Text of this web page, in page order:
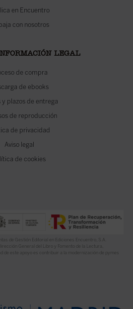
en Encuentro
con nosotros
LEGAL
de compra
de ebooks
y plazos de entrega
de reproducción
de privacidad
Aviso legal
de cookies
de Gestión Editorial en Ediciones Encuentro, S.A.
General del Libro y Fomento de la Lectura,
de este apoyo es contribuir a la modernización de pymes